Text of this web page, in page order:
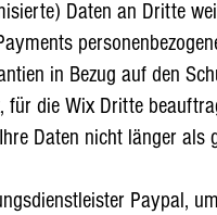
Daten an Dritte
in Bezug auf den
für die Wix Dritte
Daten nicht länger als
Paypal,